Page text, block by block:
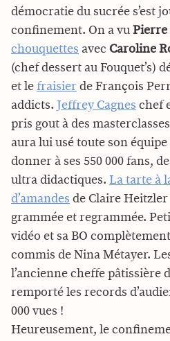
démocratie du sucrée s’est
confinement. On a vu Pierre
chouquettes avec Caroline
(chef dessert au Fouquet’s)
et le fraisier de François
addicts. Jeffrey Cagnes chef
pris gout à des
aura lui usé toute son
donner à ses 550 000 fans,
ultra didactiques. La tarte à
d’amandes de Claire Heitzler
grammée et regrammée.
vidéo et sa BO
commis de Nina Métayer.
l’ancienne cheffe pâtissière
remporté les records
000 vues !
Heureusement, le